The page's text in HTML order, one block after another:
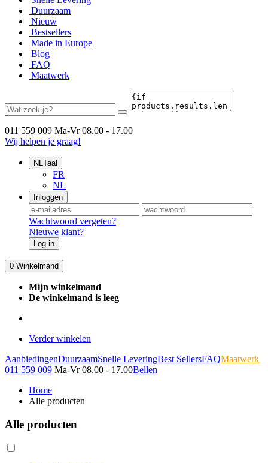
Duurzaam
Nieuw
Bestsellers
Made in Europe
Blog
FAQ
Maatwerk
011 559 009 Ma-Vr 08.00 - 17.00
Wij helpen je graag!
NLTaal
FR
NL
Inloggen
Wachtwoord vergeten?
Nieuwe klant?
Log in
0 Winkelmand
Mijn winkelmand
De winkelmand is leeg
Verder winkelen
AanbiedingenDuurzaamSnelle LeveringBest SellersFAQMaatwerk
011 559 009 Ma-Vr 08.00 - 17.00Bellen
Home
Alle producten
Alle producten